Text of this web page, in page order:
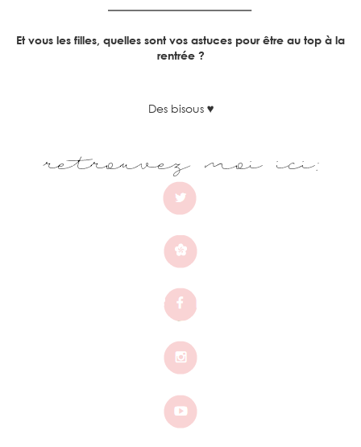
Et vous les filles, quelles sont vos astuces pour être au top à la
rentrée ?
Des bisous ♥